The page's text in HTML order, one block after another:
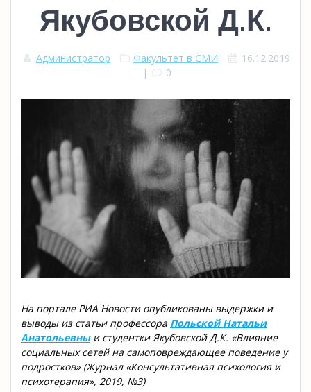
Якубовской Д.К.
Администратор Факультет в СМИ
16.12.2019
|
0
На портале РИА Новости опубликованы выдержки и
выводы из статьи профессора Польской Натальи
Анатольевны и студентки Якубовской Д.К. «Влияние
социальных сетей на самоповреждающее поведение у
подростков» (Журнал «Консультативная психология и
психотерапия», 2019, №3)